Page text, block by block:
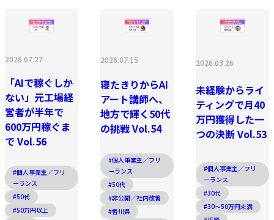
2026.07.27
「AIで稼ぐしか
ない」元工場経
営者が半年で
600万円稼ぐま
で Vol.56
#個人事業主／フリ
ーランス
#50代
#50万円以上
2026.07.15
寝たきりからAI
アート講師へ、
地方で輝く50代
の挑戦 Vol.54
#個人事業主／フリ
ーランス
#50代
#非公開／社内改善
#香川県
2026.03.26
未経験からライ
ティングで月40
万円獲得した一
つの決断 Vol.53
#個人事業主／フリ
ーランス
#30代
#30〜50万円未満